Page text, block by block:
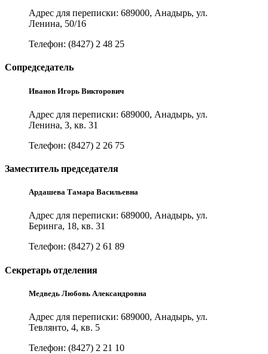
Адрес для переписки: 689000, Анадырь, ул.
Ленина, 50/16
Телефон: (8427) 2 48 25
Сопредседатель
Иванов Игорь Викторович
Адрес для переписки: 689000, Анадырь, ул.
Ленина, 3, кв. 31
Телефон: (8427) 2 26 75
Заместитель председателя
Ардашева Тамара Васильевна
Адрес для переписки: 689000, Анадырь, ул.
Беринга, 18, кв. 31
Телефон: (8427) 2 61 89
Секретарь отделения
Медведь Любовь Александровна
Адрес для переписки: 689000, Анадырь, ул.
Тевлянто, 4, кв. 5
Телефон: (8427) 2 21 10